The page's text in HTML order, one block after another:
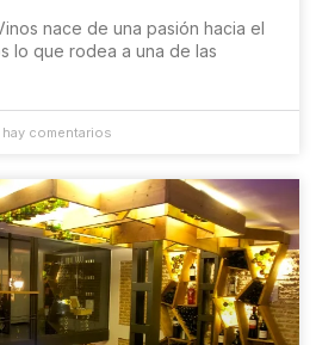
nace de una pasión hacia el
lo que rodea a una de las
hay comentarios